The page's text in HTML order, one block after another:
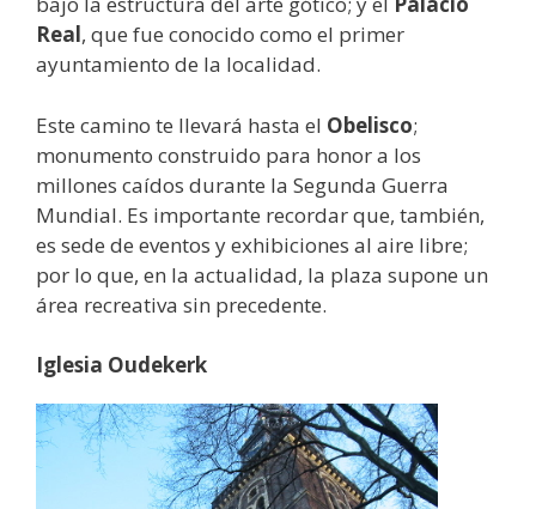
Real, que fue conocido como el primer
ayuntamiento de la localidad.
Este camino te llevará hasta el Obelisco;
monumento construido para honor a los
millones caídos durante la Segunda Guerra
Mundial. Es importante recordar que, también,
es sede de eventos y exhibiciones al aire libre;
por lo que, en la actualidad, la plaza supone un
área recreativa sin precedente.
Iglesia Oudekerk